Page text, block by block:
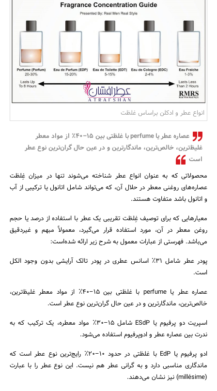
مسکن و ساختمان
انواع عطر و ادکلن براساس غلظت
عصاره عطر یا perfume با غلظتی بین ۱۵–۴۰٪ از مواد معطر
غلیظ‌ترین، خالص‌ترین، ماندگارترین و در عین حال گران‌ترین نوع عطر
است
محصولاتی که به عنوان انواع عطر شناخته می‌شوند تنها در میزان غِلظت
عصاره‌های روغنی معطر در حلال آن، که می‌تواند شامل اتانول یا ترکیبی از آب
و اتانول باشد متفاوت هستند.
معیارهایی که برای توصیف غِلظت تقریبی یک عطر با استفاده از درصد یا حجم
روغن معطر در آن، مورد استفاده قرار می‌گیرد، معمولاً مبهم و غیر‌دقیق
می‌باشد. فهرستی از عبارات معمول به شرح زیر ارائه شده‌است:
پودر عطر شامل ۳۱٪ اسانس عطری در پودر تالک آرایشی بدون وجود الکل
است.
عصاره عطر یا perfume با غلظتی بین ۱۵–۴۰٪ از مواد معطر غلیظ‌ترین،
خالص‌ترین، ماندگارترین و در عین حال گران‌ترین نوع عطر است.
اسپریت دو پرفیوم یا ESdP شامل ۱۵–۳۰٪ مواد معطره، یک ترکیب که به
ندرت بین عصاره عطر و ادوپرفیوم استفاده می‌شود.
ادو پرفیوم یا EdP با غلظتی در حدود ۱۰–۲۰٪ رایج‌ترین نوع عطر است که
ماندگاری مناسبی دارد و به گرانی عطر هم نیست. این نوع عطر را با عبارت
(millésime) نیز نشان می‌دهند.